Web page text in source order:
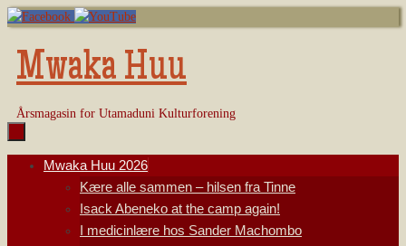
Skip
content
Mwaka Huu
Årsmagasin for Utamaduni Kulturforening
Mwaka Huu 2026
Kære alle sammen – hilsen fra Tinne
Isack Abeneko at the camp again!
I medicinlære hos Sander Machombo